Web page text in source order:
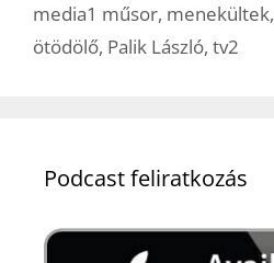
media1 műsor, menekültek,
ötödölő, Palik László, tv2
Podcast feliratkozás